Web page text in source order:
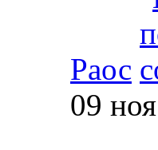
Раос
09